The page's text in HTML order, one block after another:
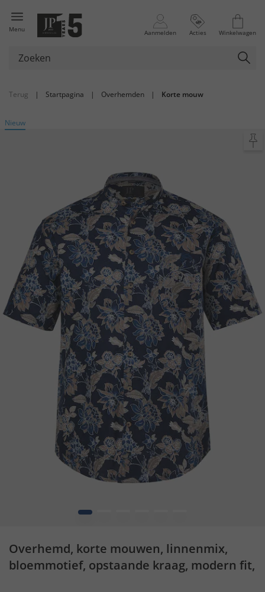
Menu Aanmelden Acties Winkelwagen
Terug | Startpagina | Overhemden | Korte mouw
Nieuw
1
Overhemd, korte mouwen, linnenmix,
bloemmotief, opstaande kraag, modern fit,